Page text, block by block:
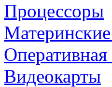
Процессоры
Видеокарты